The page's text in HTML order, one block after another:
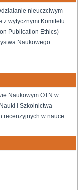
nieuczciwym
z wytycznymi Komitetu
Publication Ethics)
Naukowego
Naukowym OTN w
i Szkolnictwa
recenzyjnych w nauce.